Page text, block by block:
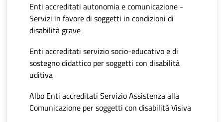
Enti accreditati autonomia e comunicazione -
Servizi in favore di soggetti in condizioni di
disabilità grave
Enti accreditati servizio socio-educativo e di
sostegno didattico per soggetti con disabilità
uditiva
Albo Enti accreditati Servizio Assistenza alla
Comunicazione per soggetti con disabilità Visiva